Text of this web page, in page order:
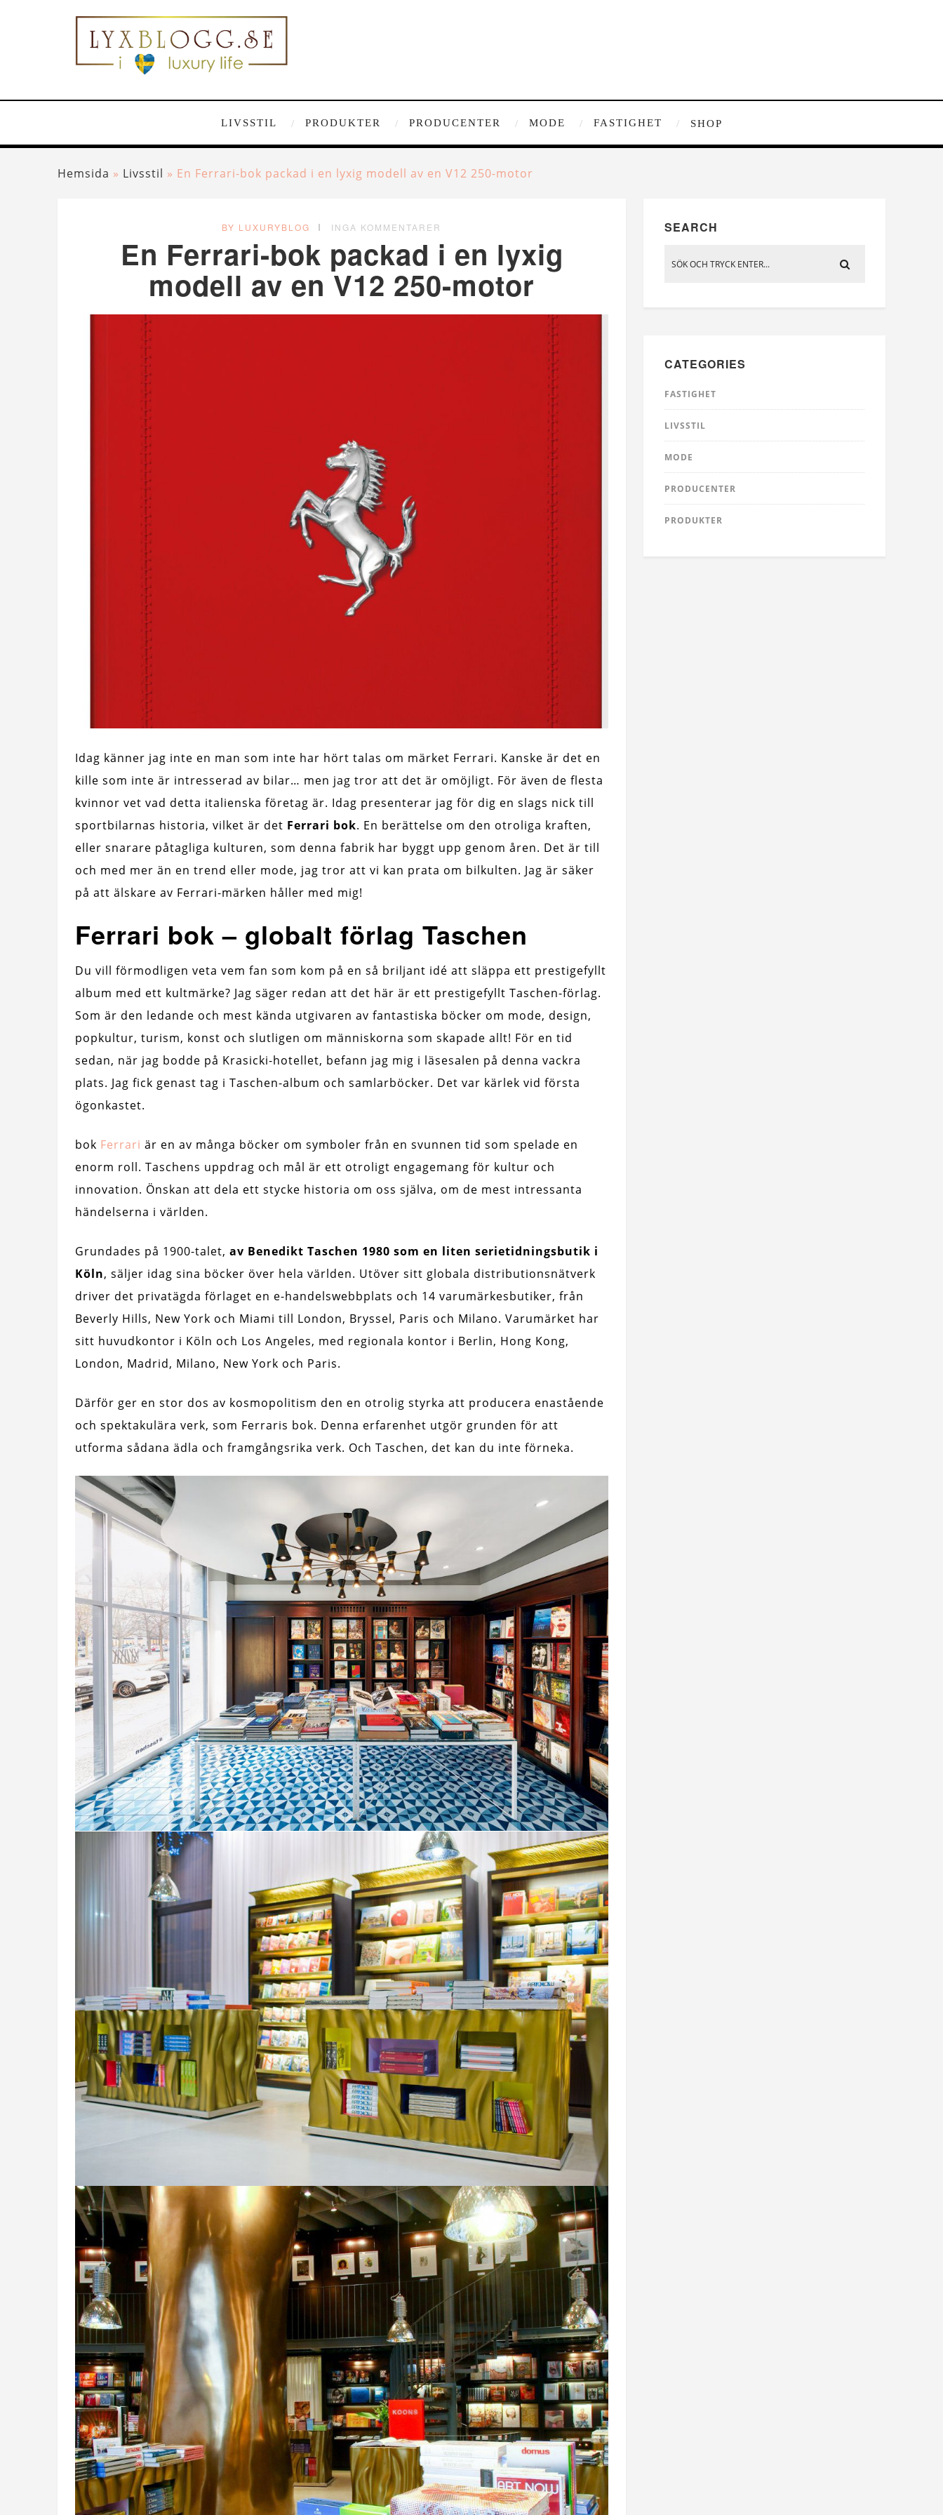
LIVSSTIL PRODUKTER PRODUCENTER MODE FASTIGHET SHOP
Hemsida » Livsstil » En Ferrari-bok packad i en lyxig modell av en V12 250-motor
BY LUXURYBLOG INGA KOMMENTARER
En Ferrari-bok packad i en lyxig
modell av en V12 250-motor
Idag känner jag inte en man som inte har hört talas om märket Ferrari. Kanske är det en
kille som inte är intresserad av bilar… men jag tror att det är omöjligt. För även de flesta
kvinnor vet vad detta italienska företag är. Idag presenterar jag för dig en slags nick till
sportbilarnas historia, vilket är det Ferrari bok. En berättelse om den otroliga kraften,
eller snarare påtagliga kulturen, som denna fabrik har byggt upp genom åren. Det är till
och med mer än en trend eller mode, jag tror att vi kan prata om bilkulten. Jag är säker
på att älskare av Ferrari-märken håller med mig!
Ferrari bok – globalt förlag Taschen
Du vill förmodligen veta vem fan som kom på en så briljant idé att släppa ett prestigefyllt
album med ett kultmärke? Jag säger redan att det här är ett prestigefyllt Taschen-förlag.
Som är den ledande och mest kända utgivaren av fantastiska böcker om mode, design,
popkultur, turism, konst och slutligen om människorna som skapade allt! För en tid
sedan, när jag bodde på Krasicki-hotellet, befann jag mig i läsesalen på denna vackra
plats. Jag fick genast tag i Taschen-album och samlarböcker. Det var kärlek vid första
ögonkastet.
bok Ferrari är en av många böcker om symboler från en svunnen tid som spelade en
enorm roll. Taschens uppdrag och mål är ett otroligt engagemang för kultur och
innovation. Önskan att dela ett stycke historia om oss själva, om de mest intressanta
händelserna i världen.
Grundades på 1900-talet, av Benedikt Taschen 1980 som en liten serietidningsbutik i
Köln, säljer idag sina böcker över hela världen. Utöver sitt globala distributionsnätverk
driver det privatägda förlaget en e-handelswebbplats och 14 varumärkesbutiker, från
Beverly Hills, New York och Miami till London, Bryssel, Paris och Milano. Varumärket har
sitt huvudkontor i Köln och Los Angeles, med regionala kontor i Berlin, Hong Kong,
London, Madrid, Milano, New York och Paris.
Därför ger en stor dos av kosmopolitism den en otrolig styrka att producera enastående
och spektakulära verk, som Ferraris bok. Denna erfarenhet utgör grunden för att
utforma sådana ädla och framgångsrika verk. Och Taschen, det kan du inte förneka.
SEARCH
CATEGORIES
FASTIGHET
LIVSSTIL
MODE
PRODUCENTER
PRODUKTER